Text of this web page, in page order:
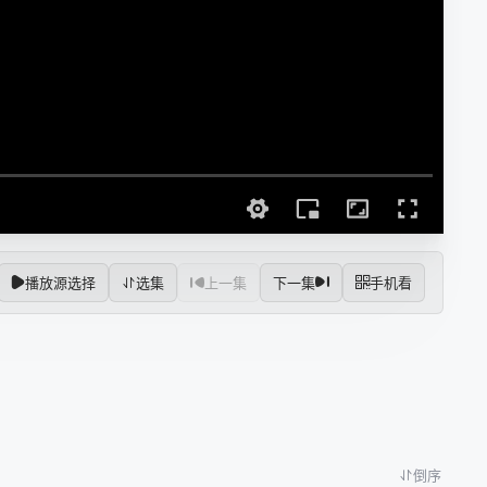
播放源选择 选集 上一集 下一集 手机看
倒序